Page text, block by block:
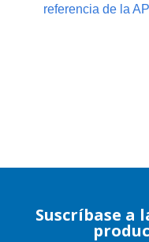
referencia de la
Suscríbase a